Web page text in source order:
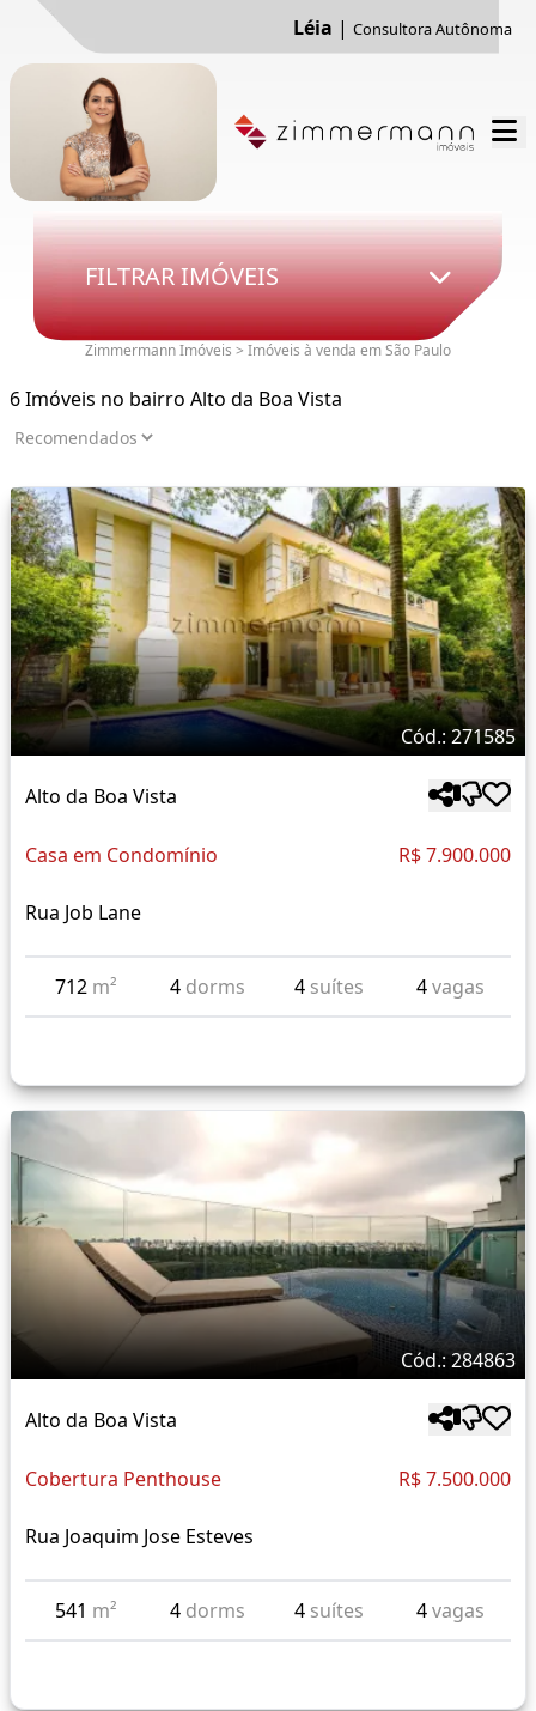
Léia | Consultora Autônoma
FILTRAR IMÓVEIS
Zimmermann Imóveis > Imóveis à venda em São Paulo
6 Imóveis no bairro Alto da Boa Vista
Cód.: 271585
Alto da Boa Vista
Casa em Condomínio R$ 7.900.000
Rua Job Lane
712 m² 4 dorms 4 suítes 4vagas
Cód.: 284863
Alto da Boa Vista
Cobertura Penthouse R$ 7.500.000
Rua Joaquim Jose Esteves
541 m² 4 dorms 4 suítes 4vagas